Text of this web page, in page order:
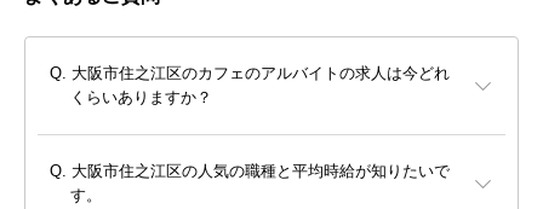
大阪市住之江区のカフェのアルバイトの求人は今どれ
くらいありますか？
大阪市住之江区の人気の職種と平均時給が知りたいで
す。